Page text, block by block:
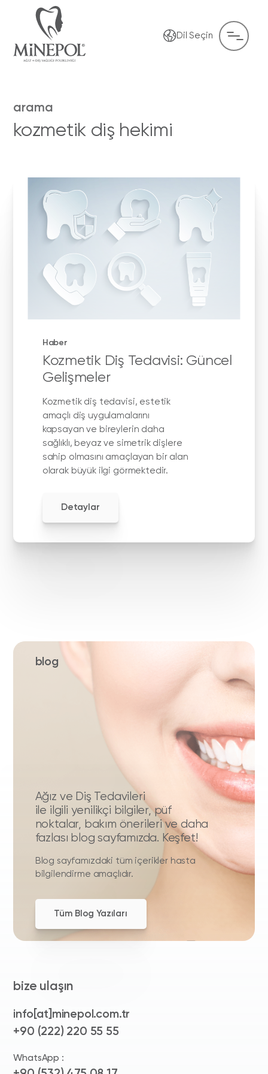
Dil Seçin
arama
kozmetik diş hekimi
Haber
Kozmetik Diş Tedavisi: Güncel
Gelişmeler
Kozmetik diş tedavisi, estetik
amaçlı diş uygulamalarını
kapsayan ve bireylerin daha
sağlıklı, beyaz ve simetrik dişlere
sahip olmasını amaçlayan bir alan
olarak büyük ilgi görmektedir.
Detaylar
blog
Ağız ve Diş Tedavileri
ile ilgili yenilikçi bilgiler, püf
noktalar, bakım önerileri ve daha
fazlası blog sayfamızda. Keşfet!
Blog sayfamızdaki tüm içerikler hasta
bilgilendirme amaçlıdır.
Tüm Blog Yazıları
bize ulaşın
info[at]minepol.com.tr
+90 (222) 220 55 55
WhatsApp :